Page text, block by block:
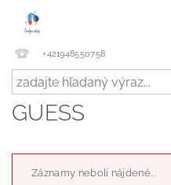
+421948550758
GUESS
Záznamy neboli nájdené...